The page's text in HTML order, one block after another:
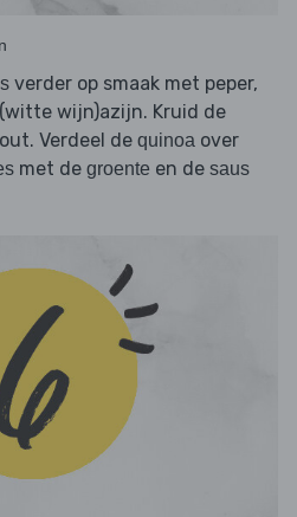
verder op smaak met peper,
wijn)azijn. Kruid de
Verdeel de quinoa over
met de groente en de saus